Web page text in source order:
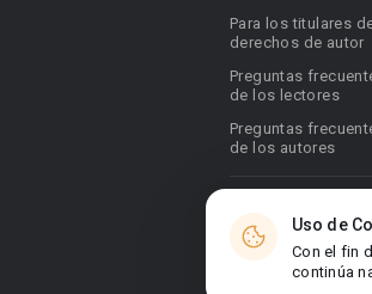
Uso de
Con el fin
continúa
Para los titulares
derechos de autor
Preguntas
de los lectores
Preguntas
de los autores
© 2026 Booknet.
Dirección
6036, Chipre